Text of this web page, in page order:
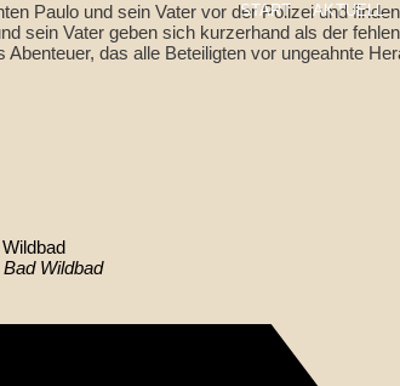
START AKTUELL
Paulo und sein Vater vor der Polizei und
sein Vater geben sich kurzerhand als der
Abenteuer, das alle Beteiligten vor ungeahnte
Wildbad